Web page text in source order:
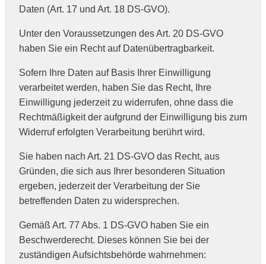
Daten (Art. 17 und Art. 18 DS-GVO).
Unter den Voraussetzungen des Art. 20 DS-GVO
haben Sie ein Recht auf Datenübertragbarkeit.
Sofern Ihre Daten auf Basis Ihrer Einwilligung
verarbeitet werden, haben Sie das Recht, Ihre
Einwilligung jederzeit zu widerrufen, ohne dass die
Rechtmäßigkeit der aufgrund der Einwilligung bis zum
Widerruf erfolgten Verarbeitung berührt wird.
Sie haben nach Art. 21 DS-GVO das Recht, aus
Gründen, die sich aus Ihrer besonderen Situation
ergeben, jederzeit der Verarbeitung der Sie
betreffenden Daten zu widersprechen.
Gemäß Art. 77 Abs. 1 DS-GVO haben Sie ein
Beschwerderecht. Dieses können Sie bei der
zuständigen Aufsichtsbehörde wahrnehmen: